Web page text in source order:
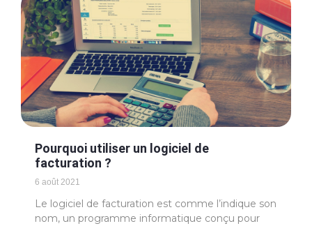
Pourquoi utiliser un logiciel de
facturation ?
6 août 2021
Le logiciel de facturation est comme l’indique son
nom, un programme informatique conçu pour